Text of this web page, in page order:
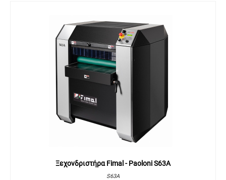
Ξεχονδριστήρα Fimal - Paoloni S63A
S63A